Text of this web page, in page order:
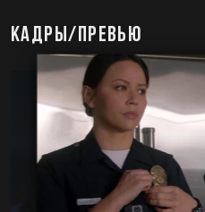
Кадры/превью